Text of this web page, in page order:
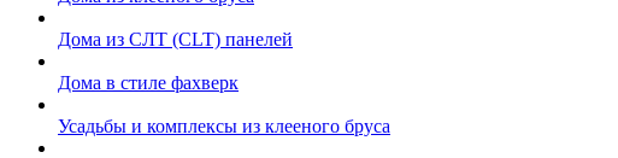
Дома из СЛТ (CLT) панелей
Дома в стиле фахверк
Усадьбы и комплексы из клееного бруса